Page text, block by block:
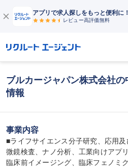
アプリで求人探しをもっと便利に！
レビュー高評価無料
ブルカージャパン株式会社
情報
事業内容
■ライフサイエンス分子研究、応用
微鏡検査、ナノ分析、工業向けアプ
臨床前イメージング、臨床フェノミ